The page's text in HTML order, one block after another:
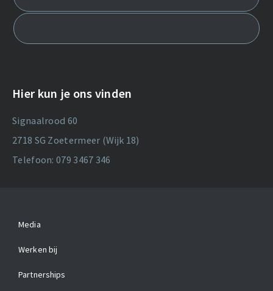
Hier kun je ons vinden
Signaalrood 60
2718 SG Zoetermeer (Wijk 18)
Telefoon: 079 3467 346
Media
Werken bij
Partnerships